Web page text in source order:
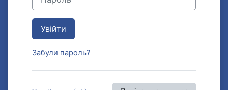
Увійти
Забули пароль?